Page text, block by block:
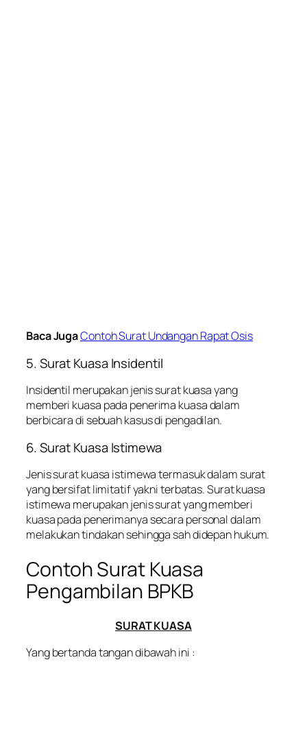
Baca JugaContoh Surat Undangan Rapat Osis
5. Surat Kuasa Insidentil
Insidentil merupakan jenis surat kuasa yang
memberi kuasa pada penerima kuasa dalam
berbicara di sebuah kasus di pengadilan.
6. Surat Kuasa Istimewa
Jenis surat kuasa istimewa termasuk dalam surat
yang bersifat limitatif yakni terbatas. Surat kuasa
istimewa merupakan jenis surat yang memberi
kuasa pada penerimanya secara personal dalam
melakukan tindakan sehingga sah didepan hukum.
Contoh Surat Kuasa
Pengambilan BPKB
SURAT KUASA
Yang bertanda tangan dibawah ini :